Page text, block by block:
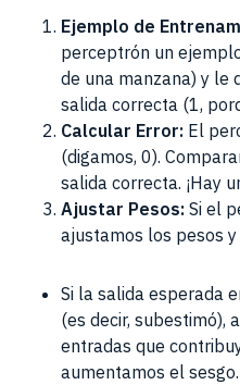
Ejemplo de
perceptrón un
de una manzana) y le
salida correcta (1,
Calcular Error: El
(digamos, 0).
salida correcta. ¡Hay
Ajustar Pesos: Si el
ajustamos los pesos y
Si la salida esperada
(es decir, subestimó),
entradas que
aumentamos el sesgo.